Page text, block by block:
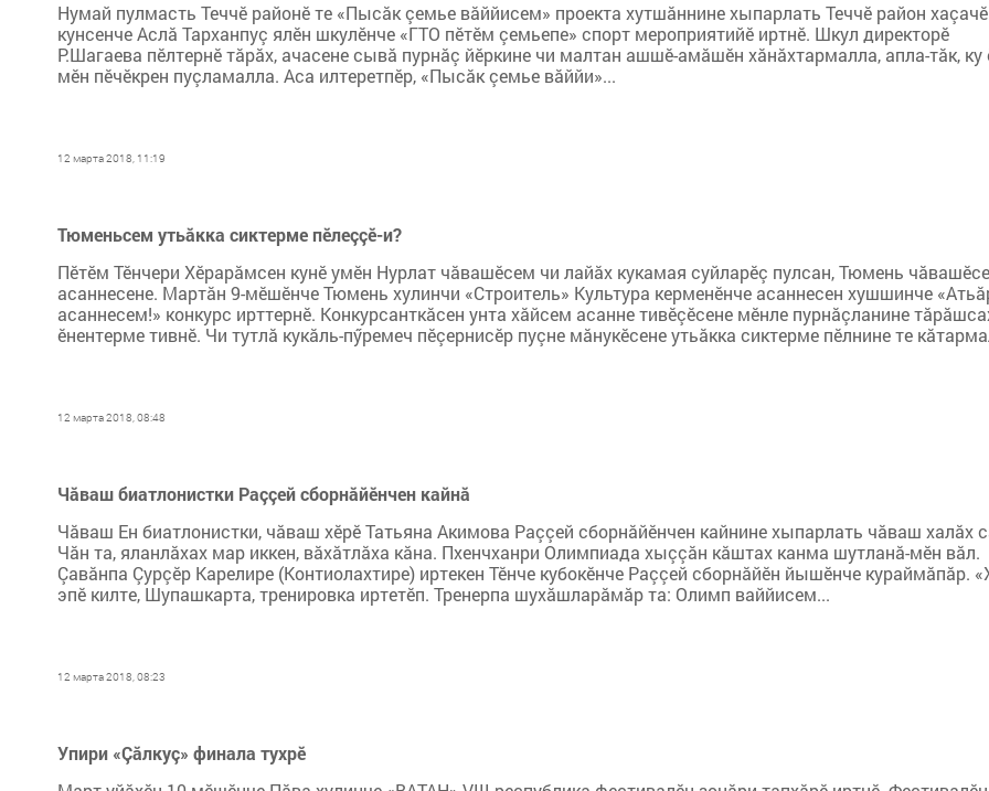
Нумай пулмасть Теччӗ районӗ те «Пысăк çемье вăййисем» проекта хутшăннине хыпарлать Теччӗ район
кунсенче Аслă Тарханпуç ялӗн шкулӗнче «ГТО пӗтӗм çемьепе» спорт мероприятийӗ иртнӗ. Шкул директорӗ
Р.Шагаева пӗлтернӗ тăрăх, ачасене сывă пурнăç йӗркине чи малтан ашшӗ-амăшӗн хăнăхтармалла, апла-тăк, ку
мӗн пӗчӗкрен пуçламалла. Аса илтеретпӗр, «Пысăк çемье вăййи»...
12 марта 2018, 11:19
Тюменьсем утьăкка сиктерме пӗлеççӗ-и?
Пӗтӗм Тӗнчери Хӗрарăмсен кунӗ умӗн Нурлат чăвашӗсем чи лайăх кукамая суйларӗç пулсан, Тюмень
асаннесене. Мартăн 9-мӗшӗнче Тюмень хулинчи «Строитель» Культура керменӗнче асаннесен хушшинче
асаннесем!» конкурс ирттернӗ. Конкурсанткăсен унта хăйсем асанне тивӗçӗсене мӗнле пурнăçланине
ӗнентерме тивнӗ. Чи тутлă кукăль-пӳремеч пӗçернисӗр пуçне мăнукӗсене утьăкка сиктерме пӗлнине те
12 марта 2018, 08:48
Чăваш биатлонистки Раççей сборнăйӗнчен кайнă
Чăваш Ен биатлонистки, чăваш хӗрӗ Татьяна Акимова Раççей сборнăйӗнчен кайнине хыпарлать чăваш халăх
Чăн та, яланлăхах мар иккен, вăхăтлăха кăна. Пхенчханри Олимпиада хыççăн кăштах канма шутланă-мӗн вăл.
Çавăнпа Çурçӗр Карелире (Контиолахтире) иртекен Тӗнче кубокӗнче Раççей сборнăйӗн йышӗнче кураймăпăр.
эпӗ килте, Шупашкарта, тренировка иртетӗп. Тренерпа шухӑшларӑмӑр та: Олимп ваййисем...
12 марта 2018, 08:23
Упири «Çăлкуç» финала тухрӗ